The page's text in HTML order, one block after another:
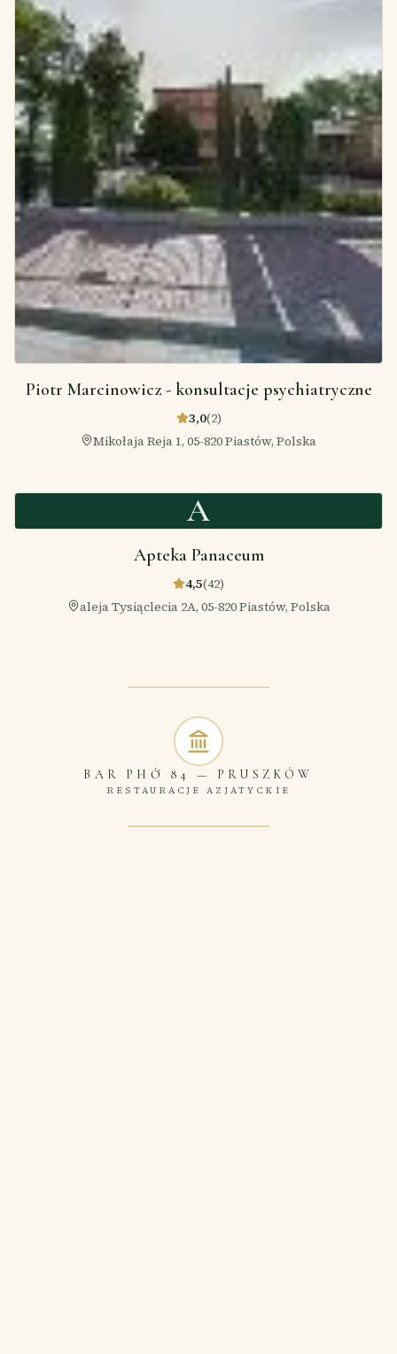
Piotr Marcinowicz - konsultacje psychiatryczne
3,0(2)
Mikołaja Reja 1, 05-820 Piastów, Polska
A
Apteka Panaceum
4,5(42)
aleja Tysiąclecia 2A, 05-820 Piastów, Polska
BAR PHỞ 84 — PRUSZKÓW
RESTAURACJE AZJATYCKIE